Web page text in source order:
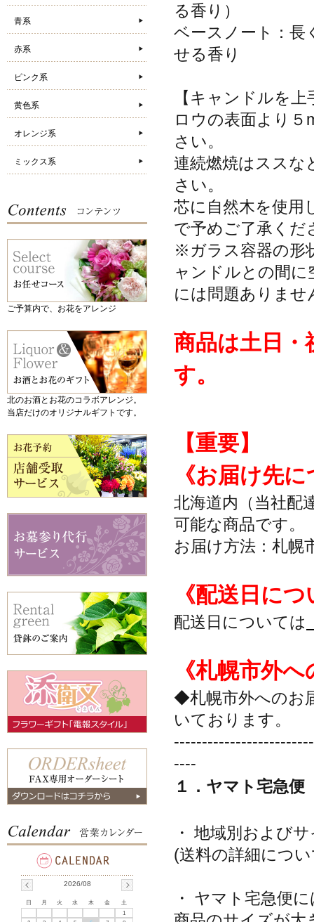
る香り）
ベースノート：長
せる香り
【キャンドルを
ロウの表面より
さい。
連続燃焼はススな
さい。
芯に自然木を使用
で予めご了承くだ
※ガラス容器の形
ャンドルとの間
には問題ありませ
商品は土日・
す。
【重要】
《お届け先
北海道内（当社配
可能な商品です。
お届け方法：札幌
《配送日に
配送日については
《札幌市外
◆札幌市外へのお
いております。
----
１．ヤマト宅急便
・ 地域別および
(送料の詳細につ
・ ヤマト宅急便
青系
赤系
ピンク系
黄色系
オレンジ系
ミックス系
ご予算内で、お花をアレンジ
北のお酒とお花のコラボアレンジ。
当店だけのオリジナルギフトです。
2026/08
日 月 火 水 木 金
土
1